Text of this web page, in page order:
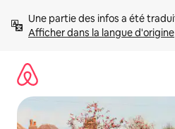
directement
Afficher dans la langue d'origine